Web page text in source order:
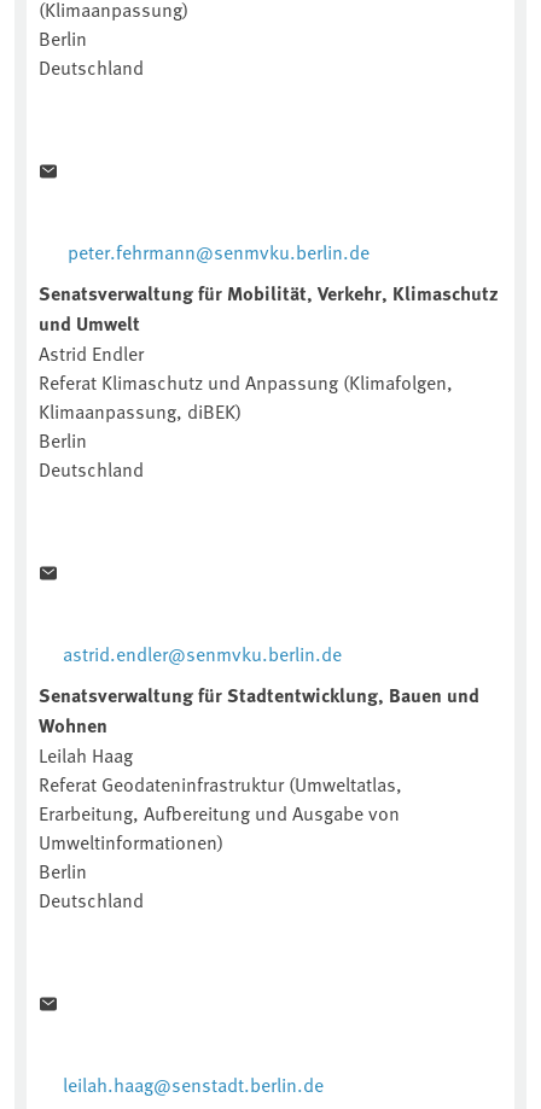
(Klimaanpassung)
Berlin
Deutschland
peter.fehrmann@senmvku.berlin.de
Senatsverwaltung für Mobilität, Verkehr, Klimaschutz
und Umwelt
Astrid Endler
Referat Klimaschutz und Anpassung (Klimafolgen,
Klimaanpassung, diBEK)
Berlin
Deutschland
astrid.endler@senmvku.berlin.de
Senatsverwaltung für Stadtentwicklung, Bauen und
Wohnen
Leilah Haag
Referat Geodateninfrastruktur (Umweltatlas,
Erarbeitung, Aufbereitung und Ausgabe von
Umweltinformationen)
Berlin
Deutschland
leilah.haag@senstadt.berlin.de